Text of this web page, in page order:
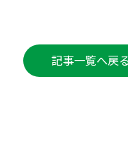
記事一覧へ戻る